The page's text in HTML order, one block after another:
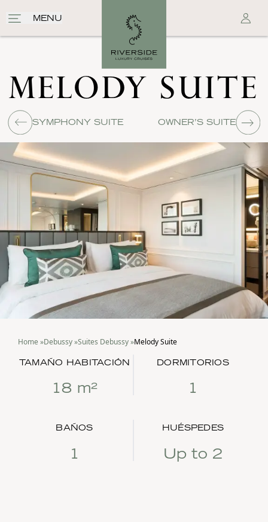
MENU
MELODY SUITE
SYMPHONY SUITE OWNER’S SUITE
Home »Debussy»Suites Debussy»Melody Suite
TAMAÑO HABITACIÓN
18 m²
DORMITORIOS
1
BAÑOS
1
HUÉSPEDES
Up to 2